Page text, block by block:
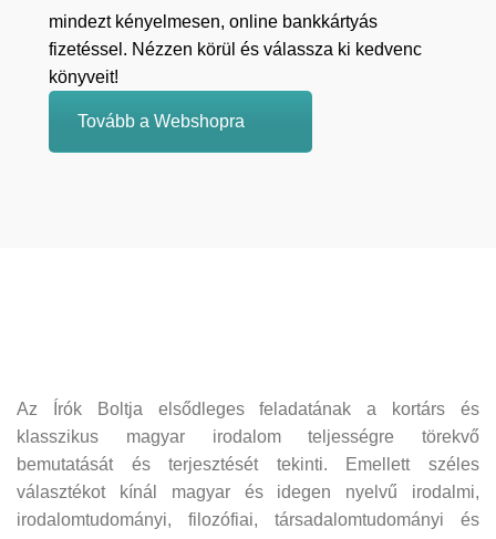
mindezt kényelmesen, online bankkártyás
fizetéssel. Nézzen körül és válassza ki kedvenc
könyveit!
Tovább a Webshopra
Az Írók Boltja elsődleges feladatának a kortárs és
klasszikus magyar irodalom teljességre törekvő
bemutatását és terjesztését tekinti. Emellett széles
választékot kínál magyar és idegen nyelvű irodalmi,
irodalomtudományi, filozófiai, társadalomtudományi és